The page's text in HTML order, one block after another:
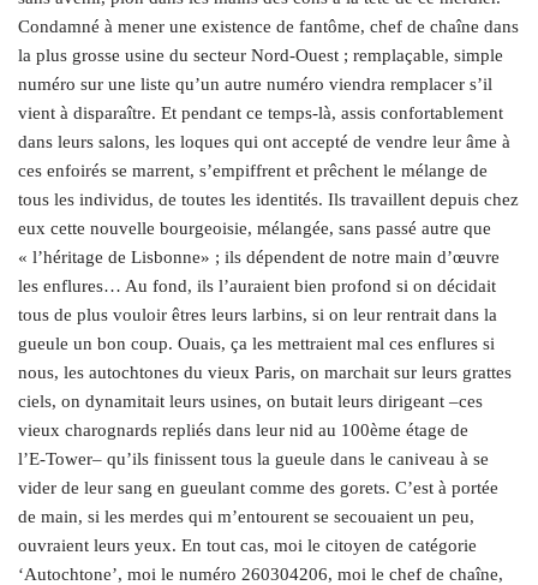
Condamné à mener une existence de fantôme, chef de chaîne dans
la plus grosse usine du secteur Nord-Ouest ; remplaçable, simple
numéro sur une liste qu’un autre numéro viendra remplacer s’il
vient à disparaître. Et pendant ce temps-là, assis confortablement
dans leurs salons, les loques qui ont accepté de vendre leur âme à
ces enfoirés se marrent, s’empiffrent et prêchent le mélange de
tous les individus, de toutes les identités. Ils travaillent depuis chez
eux cette nouvelle bourgeoisie, mélangée, sans passé autre que
« l’héritage de Lisbonne» ; ils dépendent de notre main d’œuvre
les enflures… Au fond, ils l’auraient bien profond si on décidait
tous de plus vouloir êtres leurs larbins, si on leur rentrait dans la
gueule un bon coup. Ouais, ça les mettraient mal ces enflures si
nous, les autochtones du vieux Paris, on marchait sur leurs grattes
ciels, on dynamitait leurs usines, on butait leurs dirigeant –ces
vieux charognards repliés dans leur nid au 100ème étage de
l’E‑Tower– qu’ils finissent tous la gueule dans le caniveau à se
vider de leur sang en gueulant comme des gorets. C’est à portée
de main, si les merdes qui m’entourent se secouaient un peu,
ouvraient leurs yeux. En tout cas, moi le citoyen de catégorie
‘Autochtone’, moi le numéro 260304206, moi le chef de chaîne,